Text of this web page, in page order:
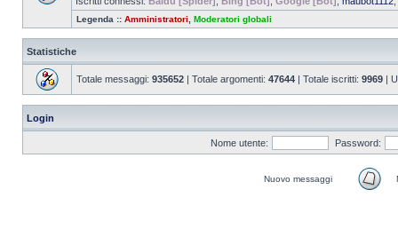
Legenda :: Amministratori Moderatori globali
Statistiche
Totale messaggi: 935652 | Totale argomenti: 47644 | Totale iscritti: 9969 |
Login
Nome utente: Password:
Nuovo messaggi